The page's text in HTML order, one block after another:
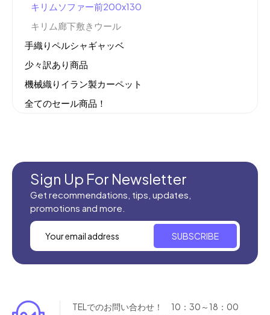
キリムソファー前200x130
キリム廊下敷きウール
手織りペルシャギャッベ
少々訳あり商品
機械織りイラン製カーペット
全てのセール商品！
Sign Up For Newsletter
Get recommendations, tips, updates,
promotions and more.
SUBSCRIBE
TELでのお問い合わせ！ 10：30～18：00